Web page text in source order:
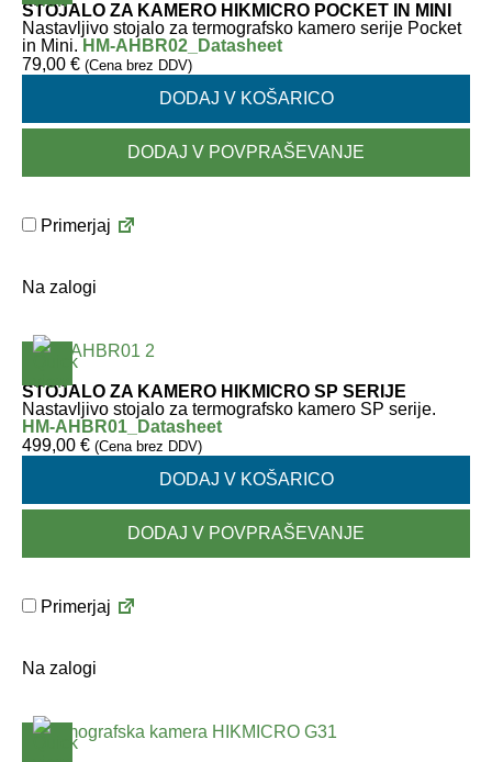
STOJALO ZA KAMERO HIKMICRO POCKET IN MINI
Nastavljivo stojalo za termografsko kamero serije Pocket
in Mini. HM-AHBR02_Datasheet
79,00 € (Cena brez DDV)
DODAJ V KOŠARICO
DODAJ V POVPRAŠEVANJE
Primerjaj
Na zalogi
STOJALO ZA KAMERO HIKMICRO SP SERIJE
Nastavljivo stojalo za termografsko kamero SP serije.
HM-AHBR01_Datasheet
499,00 € (Cena brez DDV)
DODAJ V KOŠARICO
DODAJ V POVPRAŠEVANJE
Primerjaj
Na zalogi